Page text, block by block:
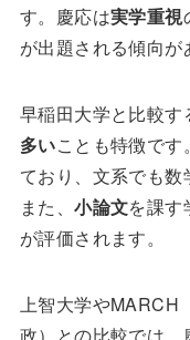
す。慶応は実学重視
が出題される傾向が
早稲田大学と比較す
多いことも特徴で
ており、文系でも数
また、小論文を課す
が評価されます。
上智大学やMARCH